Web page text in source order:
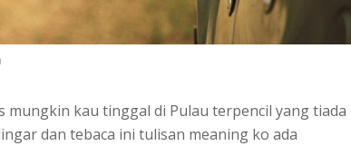
kau tinggal di Pulau terpencil yang tiada
dan tebaca ini tulisan meaning ko ada